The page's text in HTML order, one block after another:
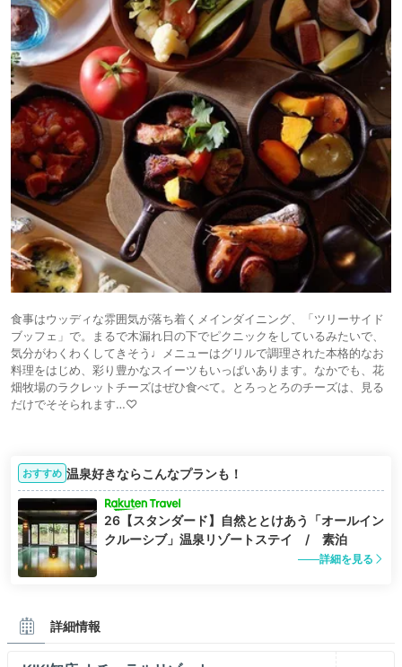
食事はウッディな雰囲気が落ち着くメインダイニング、「ツリーサイド
ブッフェ」で。まるで木漏れ日の下でピクニックをしているみたいで、
気分がわくわくしてきそう♩メニューはグリルで調理された本格的なお
料理をはじめ、彩り豊かなスイーツもいっぱいあります。なかでも、花
畑牧場のラクレットチーズはぜひ食べて。とろっとろのチーズは、見る
だけでそそられます…♡
おすすめ 温泉好きならこんなプランも！
26【スタンダード】自然ととけあう「オールイン
クルーシブ」温泉リゾートステイ / 素泊
詳細を見る
詳細情報